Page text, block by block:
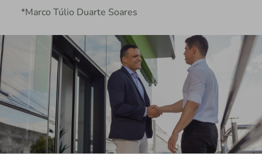
*Marco Túlio Duarte Soares